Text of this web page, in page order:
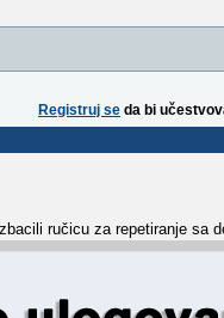
Registruj se da bi
ručicu za repetiranje sa